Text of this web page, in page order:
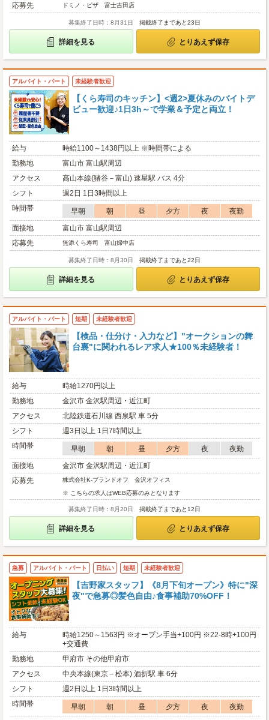
応募先 ドミノ・ピザ 富士吉田店
募集終了日時：8月31日 掲載終了まであと23日
詳細を見る とりあえず保存
アルバイト・パート 未経験者歓迎
【くら寿司のキッチン】<週2>夏休みのバイトデ
ビュー歓迎♪1日3h～で学業＆予定と両立！
給与
時給1100～1438円以上 ※時間帯による
勤務地
富山市 富山駅周辺
アクセス
高山本線(猪谷－富山) 速星駅 バス 4分
シフト
週2日 1日3時間以上
時間帯
早朝 朝 昼 夕方 夜
夜勤
面接地
富山市 富山駅周辺
応募先
無添くら寿司 富山婦中店
募集終了日時：8月30日 掲載終了まであと22日
詳細を見る とりあえず保存
アルバイト・パート 短期 未経験者歓迎
【検品・仕分け・入力など】"オークションの舞
台裏"に関われるレア求人★100％未経験者！
給与
時給1270円以上
勤務地
金沢市 金沢駅周辺・近江町
アクセス
北陸鉄道石川線 西泉駅 車 5分
シフト
週3日以上 1日7時間以上
時間帯
早朝 朝 昼 夕方 夜
夜勤
面接地
金沢市 金沢駅周辺・近江町
応募先
株式会社K-ブランドオフ 金沢オフィス
※ こちらの求人はWEB応募のみとなります
募集終了日時：8月20日 掲載終了まであと12日
詳細を見る とりあえず保存
急募 アルバイト・パート 日払い 短期 未経験者歓迎
【吉野家スタッフ】《8月下旬オープン》特に"深
夜"で急募◎髪色自由♪食事補助70%OFF！
給与
時給1250～1563円 ※オープン手当+100円 ※22-8時+100円
+交通費
勤務地
甲府市 その他甲府市
アクセス
中央本線(東京－松本) 酒折駅 車 6分
シフト
週2日以上 1日3時間以上
時間帯
早朝 朝 昼 夕方 夜
夜勤